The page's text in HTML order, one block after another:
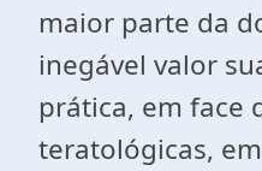
maior parte da
inegável valor
prática, em face
teratológicas,